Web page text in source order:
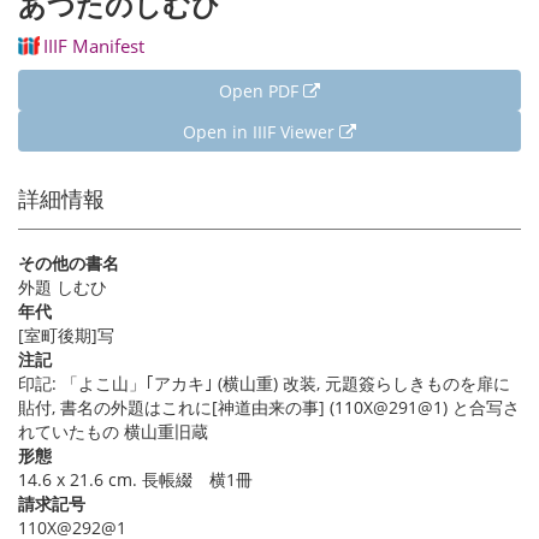
IIIF Manifest
Open PDF
Open in IIIF Viewer
詳細情報
その他の書名
外題 しむひ
年代
[室町後期]写
注記
印記: 「よこ山」｢アカキ｣ (横山重) 改装, 元題簽らしきものを扉に
貼付, 書名の外題はこれに[神道由来の事] (110X@291@1) と合写さ
れていたもの 横山重旧蔵
形態
14.6 x 21.6 cm. 長帳綴 横1冊
請求記号
110X@292@1